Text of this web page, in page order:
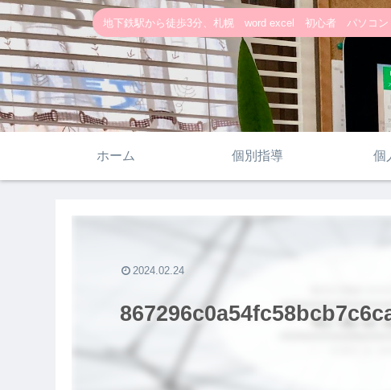
地下鉄駅から徒歩3分、札幌 word excel 初心者 パソコ
ホーム 個別指導 個
2024.02.24